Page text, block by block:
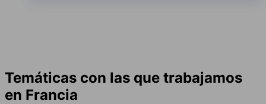
Temáticas con las que trabajamos
en Francia